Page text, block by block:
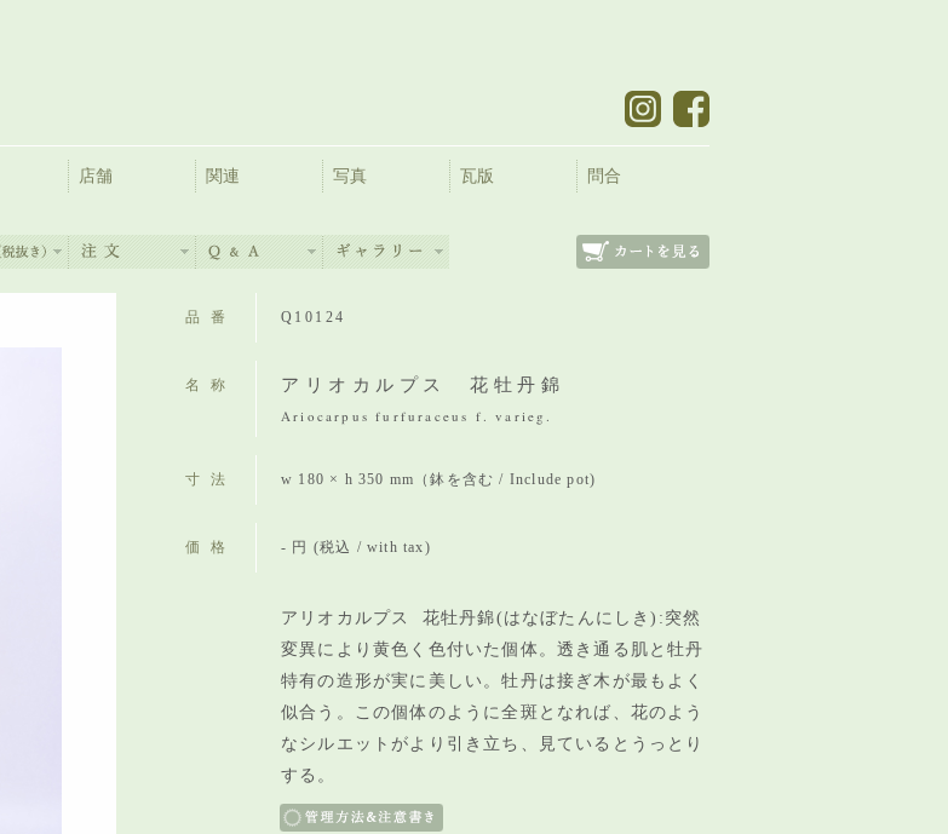
店舗 関連 写真 瓦版 問合
品番 Q10124
名称 アリオカルプス 花牡丹錦
Ariocarpus furfuraceus f. varieg.
寸法 w 180 × h 350 mm（鉢を含む / Include pot)
価格 - 円 (税込 / with tax)
アリオカルプス 花牡丹錦(はなぼたんにしき):突然
変異により黄色く色付いた個体。透き通る肌と牡丹
特有の造形が実に美しい。牡丹は接ぎ木が最もよく
似合う。この個体のように全斑となれば、 花のよう
なシルエットがより引き立ち、見ているとうっとり
する。